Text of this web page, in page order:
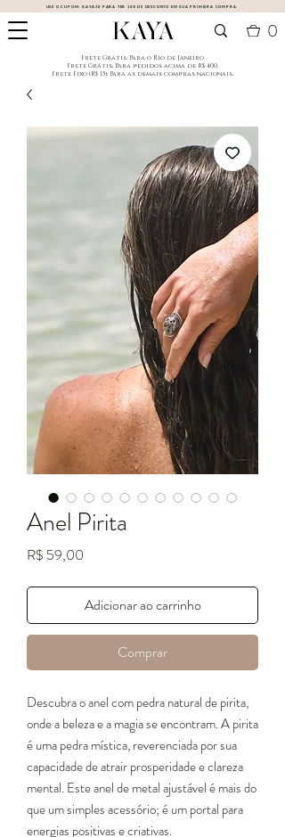
0
USE O CUPOM:KAYA10PARA TER 10% DE DESCONTO EM SUA PRIMEIRA COMPRA
​Frete Grátis: Para o Rio de Janeiro
​Frete Grátis: Para pedidos acima de R$ 400.
Frete Fixo (R$ 15): Para as demais compras nacionais.
Anel Pirita
R$ 59,00
Adicionar ao carrinho
Comprar
Descubra o anel com pedra natural de pirita,
onde a beleza e a magia se encontram. A pirita
é uma pedra mística, reverenciada por sua
capacidade de atrair prosperidade e clareza
mental. Este anel de metal ajustável é mais do
que um simples acessório; é um portal para
energias positivas e criativas.